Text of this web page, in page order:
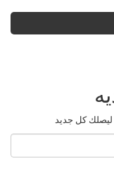
ليصلك كل جديد